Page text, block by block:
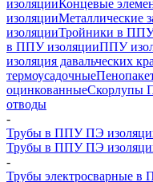
изоляцииКонцевые
изоляцииМеталлические
изоляцииТройники в ППУ
в ППУ изоляцииППУ
изоляция давальческих
термоусадочные
оцинкованныеСкорлупы
отводы
-
Трубы в ППУ ПЭ
Трубы в ППУ ПЭ
-
Трубы электросварные